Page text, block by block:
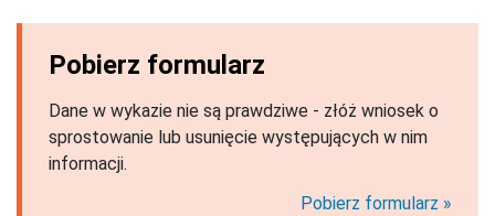
Pobierz formularz
Dane w wykazie nie są prawdziwe - złóż wniosek o
sprostowanie lub usunięcie występujących w nim
informacji.
Pobierz formularz